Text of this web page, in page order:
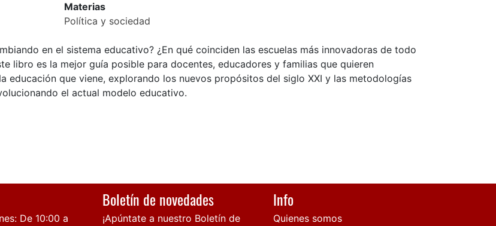
Materias
Política y sociedad
en el sistema educativo? ¿En qué coinciden las escuelas más innovadoras de todo
libro es la mejor guía posible para docentes, educadores y familias que quieren
educación que viene, explorando los nuevos propósitos del siglo XXI y las metodologías
el actual modelo educativo.
De 10:00 a
Boletín de novedades
¡Apúntate a nuestro Boletín de
Info
Quienes somos